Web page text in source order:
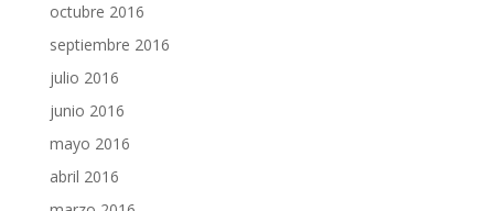
octubre 2016
septiembre 2016
julio 2016
junio 2016
mayo 2016
abril 2016